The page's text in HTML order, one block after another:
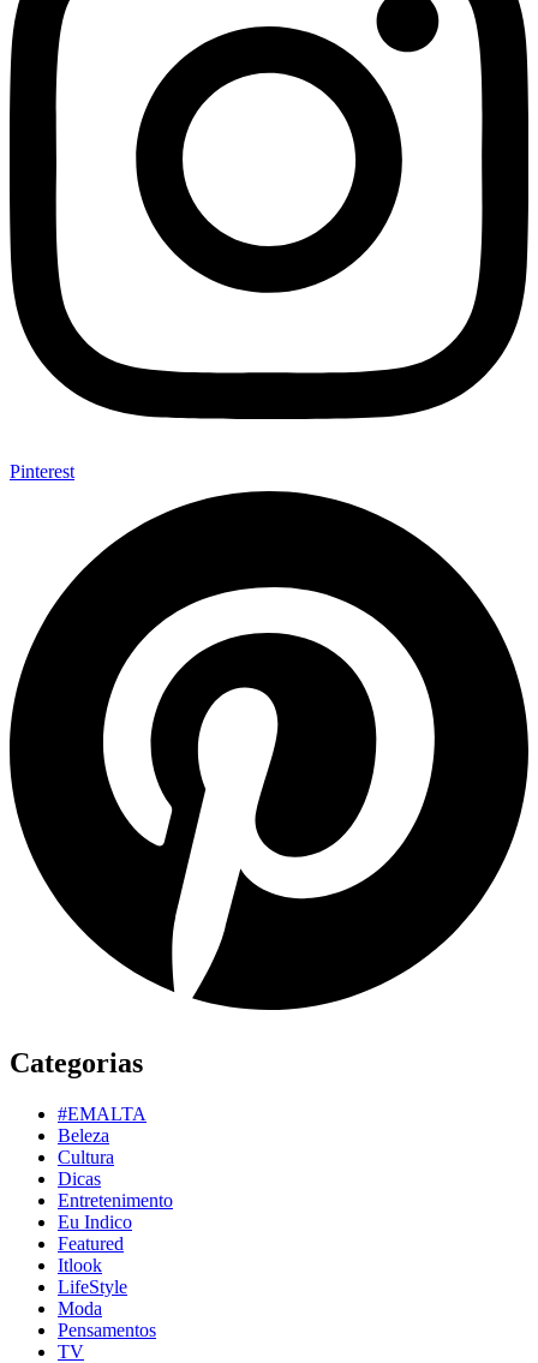
Pinterest
Categorias
#EMALTA
Beleza
Cultura
Dicas
Entretenimento
Eu Indico
Featured
Itlook
LifeStyle
Moda
Pensamentos
TV